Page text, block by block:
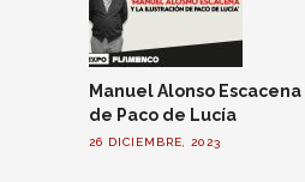
Manuel Alonso
de Paco de Lucía
26 DICIEMBRE, 2023